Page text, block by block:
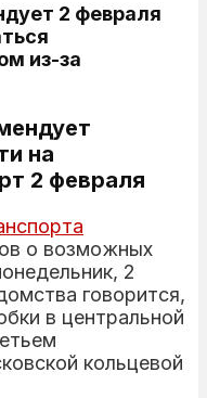
2 февраля
из-за
на
2 февраля
о возможных
2
говорится,
в центральной
кольцевой